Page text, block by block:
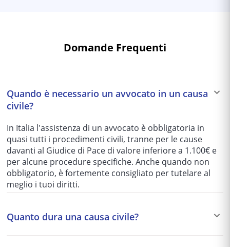
Domande Frequenti
Quando è necessario un avvocato in un causa
civile?
In Italia l'assistenza di un avvocato è obbligatoria in
quasi tutti i procedimenti civili, tranne per le cause
davanti al Giudice di Pace di valore inferiore a 1.100€ e
per alcune procedure specifiche. Anche quando non
obbligatorio, è fortemente consigliato per tutelare al
meglio i tuoi diritti.
Quanto dura una causa civile?